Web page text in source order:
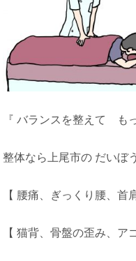
『 バランスを整えて も
整体なら上尾市の だいぼ
【 腰痛、ぎっくり腰、首
【 猫背、骨盤の歪み、ア